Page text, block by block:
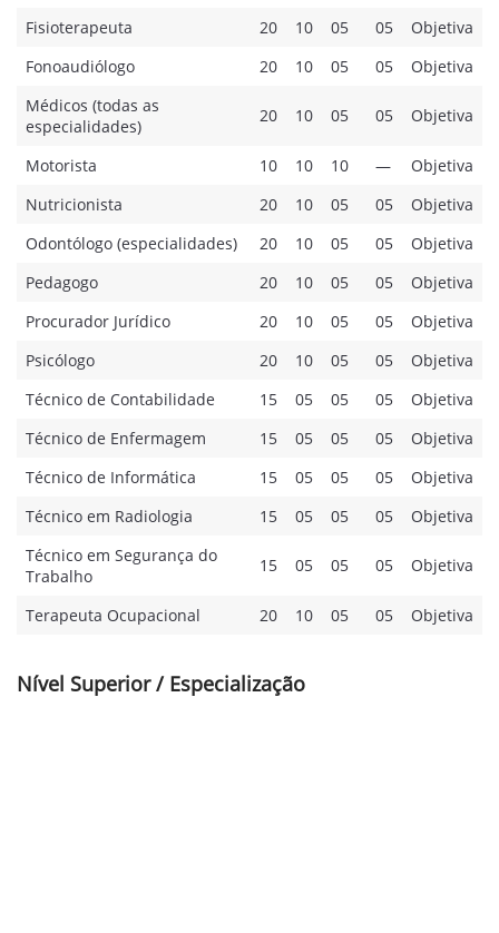
Fisioterapeuta
20 10 05 05
Objetiva
Fonoaudiólogo
20 10 05 05
Objetiva
Médicos (todas as
especialidades)
20 10 05 05 Objetiva
Motorista 10 10 10 —
Objetiva
Nutricionista
20 10 05 05
Objetiva
Odontólogo (especialidades)
20 10 05 05
Objetiva
Pedagogo
20 10 05 05
Objetiva
Procurador Jurídico
20 10 05 05
Objetiva
Psicólogo
20 10 05 05
Objetiva
Técnico de Contabilidade
15 05 05 05
Objetiva
Técnico de Enfermagem
15 05 05 05
Objetiva
Técnico de Informática
15 05 05 05
Objetiva
Técnico em Radiologia
15 05 05 05
Objetiva
Técnico em Segurança do
Trabalho
15 05 05 05 Objetiva
Terapeuta Ocupacional 20 10 05 05 Objetiva
Nível Superior / Especialização